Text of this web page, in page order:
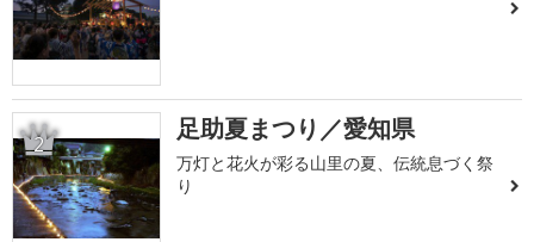
2 足助夏まつり／愛知県
万灯と花火が彩る山里の夏、伝統息づく祭
り